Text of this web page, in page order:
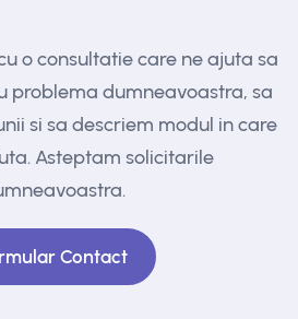
o consultatie care ne ajuta sa
problema dumneavoastra, sa
si sa descriem modul in care
Asteptam solicitarile
Contact